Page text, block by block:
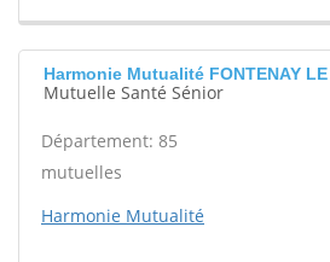
Harmonie Mutualité FONTENAY LE
Mutuelle Santé Sénior
Département: 85
mutuelles
Harmonie Mutualité